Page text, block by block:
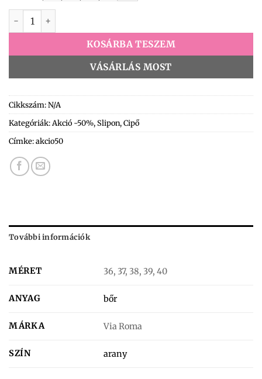
Via Roma Slipon 7985 446/A241 koptatott arany mennyiség
KOSÁRBA TESZEM
VÁSÁRLÁS MOST
Cikkszám:N/A
Kategóriák: Akció -50%,Slipon,Cipő
Címke:akcio50
További információk
MÉRET 36, 37, 38, 39, 40
ANYAG bőr
MÁRKA Via Roma
SZÍN arany